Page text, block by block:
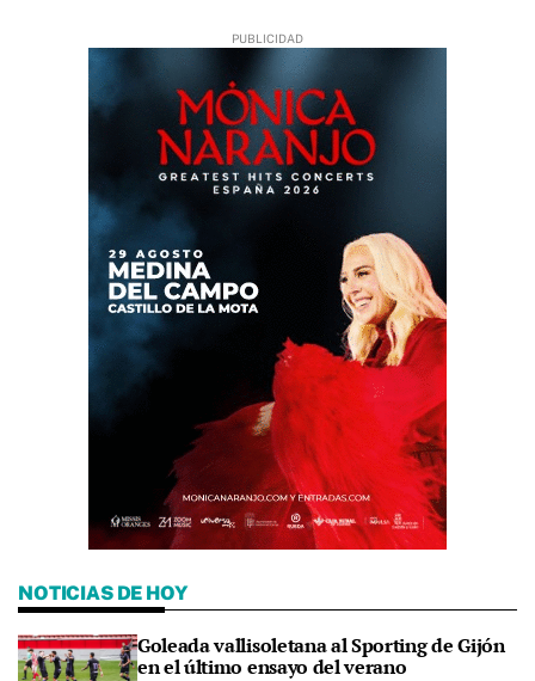
NOTICIAS DE HOY
Goleada vallisoletana al Sporting de Gijón
en el último ensayo del verano